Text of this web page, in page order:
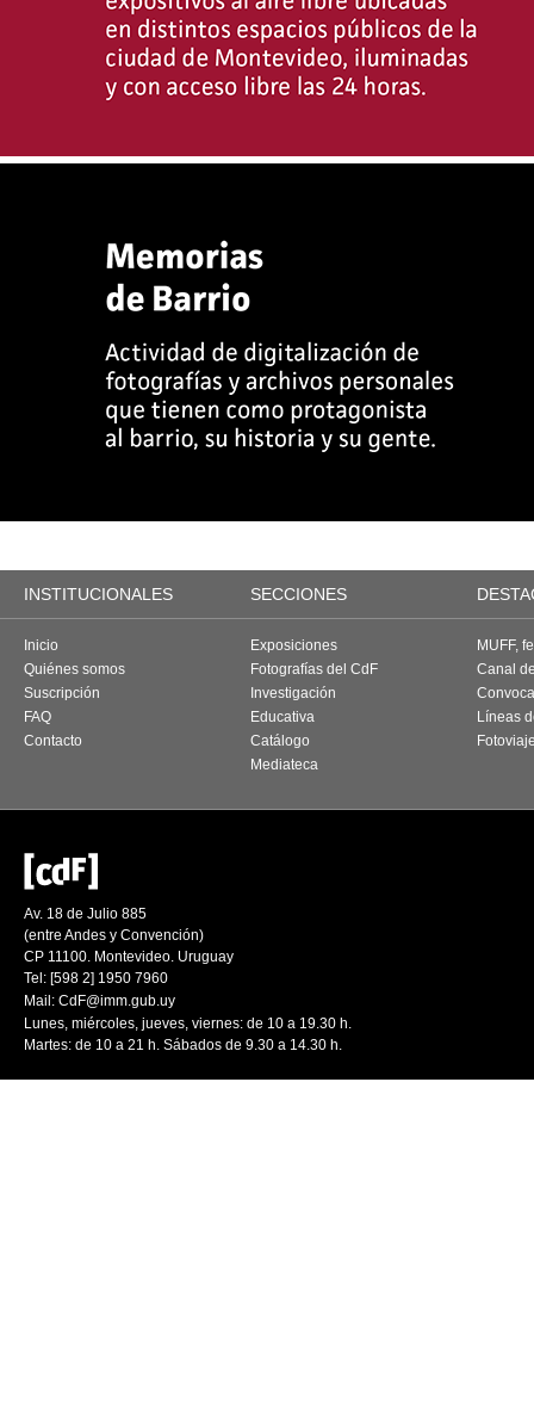
INSTITUCIONALES SECCIONES
Inicio
Quiénes somos
Suscripción
FAQ
Contacto
Exposiciones
Fotografías del CdF
Investigación
Educativa
Catálogo
Mediateca
MUFF,
Canal
Líneas
Av. 18 de Julio 885
(entre Andes y Convención)
CP 11100. Montevideo. Uruguay
Tel: [598 2] 1950 7960
Mail: CdF@imm.gub.uy
Lunes, miércoles, jueves, viernes: de 10 a 19.30 h.
Martes: de 10 a 21 h. Sábados de 9.30 a 14.30 h.